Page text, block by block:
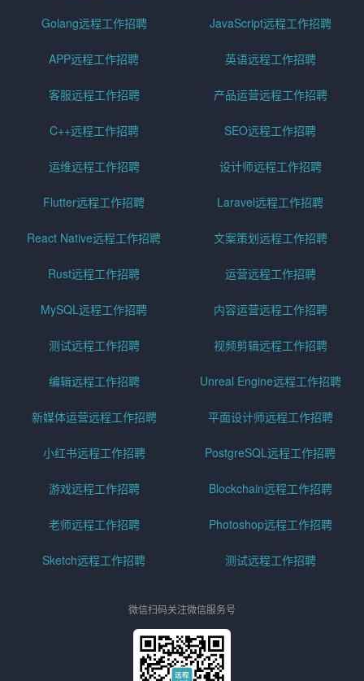
Golang远程工作招聘 JavaScript远程工作招聘
APP远程工作招聘 英语远程工作招聘
客服远程工作招聘 产品运营远程工作招聘
C++远程工作招聘 SEO远程工作招聘
运维远程工作招聘 设计师远程工作招聘
Flutter远程工作招聘 Laravel远程工作招聘
React Native远程工作招聘 文案策划远程工作招聘
Rust远程工作招聘 运营远程工作招聘
MySQL远程工作招聘 内容运营远程工作招聘
测试远程工作招聘 视频剪辑远程工作招聘
编辑远程工作招聘 Unreal Engine远程工作招聘
新媒体运营远程工作招聘 平面设计师远程工作招聘
小红书远程工作招聘 PostgreSQL远程工作招聘
游戏远程工作招聘 Blockchain远程工作招聘
老师远程工作招聘 Photoshop远程工作招聘
Sketch远程工作招聘 测试远程工作招聘
微信扫码关注微信服务号